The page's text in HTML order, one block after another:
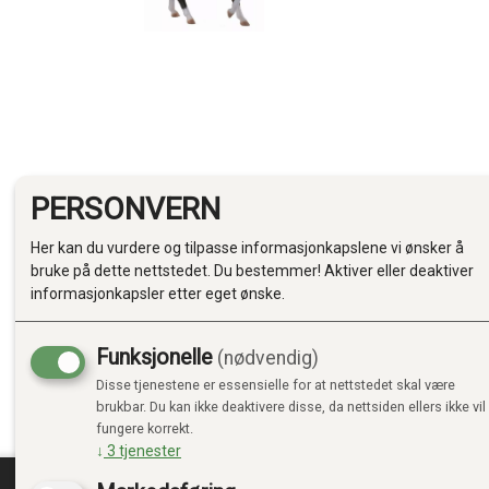
PERSONVERN
Her kan du vurdere og tilpasse informasjonkapslene vi ønsker å
bruke på dette nettstedet. Du bestemmer! Aktiver eller deaktiver
informasjonkapsler etter eget ønske.
Funksjonelle (nødvendig)
Disse tjenestene er essensielle for at nettstedet skal være
brukbar. Du kan ikke deaktivere disse, da nettsiden ellers ikke vil
fungere korrekt.
↓ 3 tjenester